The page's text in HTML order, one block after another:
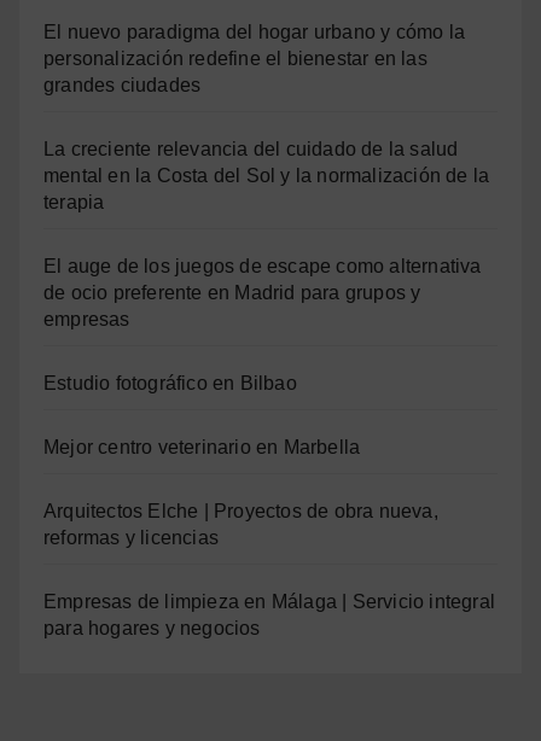
El nuevo paradigma del hogar urbano y cómo la
personalización redefine el bienestar en las
grandes ciudades
La creciente relevancia del cuidado de la salud
mental en la Costa del Sol y la normalización de la
terapia
El auge de los juegos de escape como alternativa
de ocio preferente en Madrid para grupos y
empresas
Estudio fotográfico en Bilbao
Mejor centro veterinario en Marbella
Arquitectos Elche | Proyectos de obra nueva,
reformas y licencias
Empresas de limpieza en Málaga | Servicio integral
para hogares y negocios